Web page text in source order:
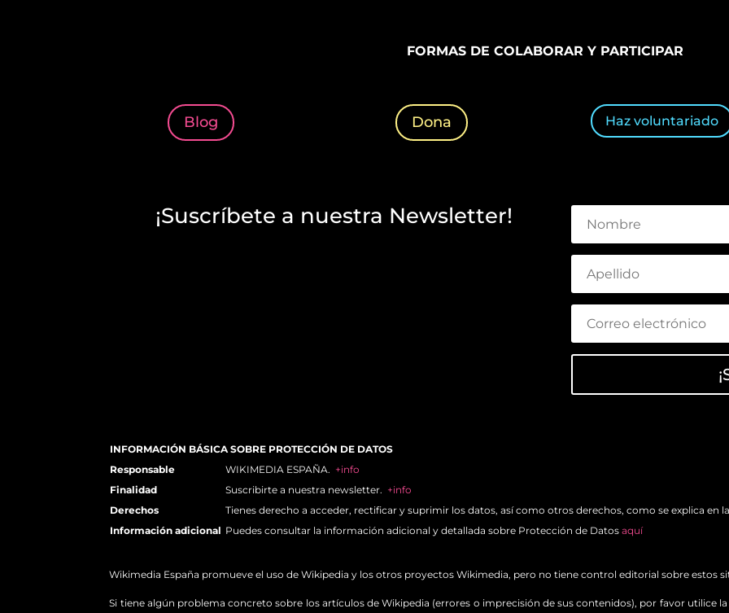
FORMAS DE COLABORAR Y PARTICIPAR
Blog Dona Haz voluntariado
¡Suscríbete a nuestra Newsletter!
INFORMACIÓN BÁSICA SOBRE PROTECCIÓN DE DATOS
Responsable
WIKIMEDIA ESPAÑA. +info
Finalidad
Suscribirte a nuestra newsletter. +info
Derechos
Tienes derecho a acceder, rectificar y suprimir los datos, así como otros derechos, como se explica en
Información adicional Puedes consultar la información adicional y detallada sobre Protección de Datosaquí
Wikimedia España promueve el uso de Wikipedia y los otros proyectos Wikimedia, pero no tiene control editorial sobre estos
Si tiene algún problema concreto sobre los artículos de Wikipedia (errores o imprecisión de sus contenidos), por favor utilice